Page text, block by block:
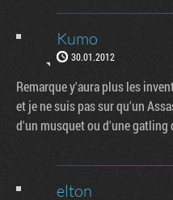
Kumo
30.01.2012
Remarque y'aura plus les
et je ne suis pas sur qu'un
d'un musquet ou d'une gatling
elton